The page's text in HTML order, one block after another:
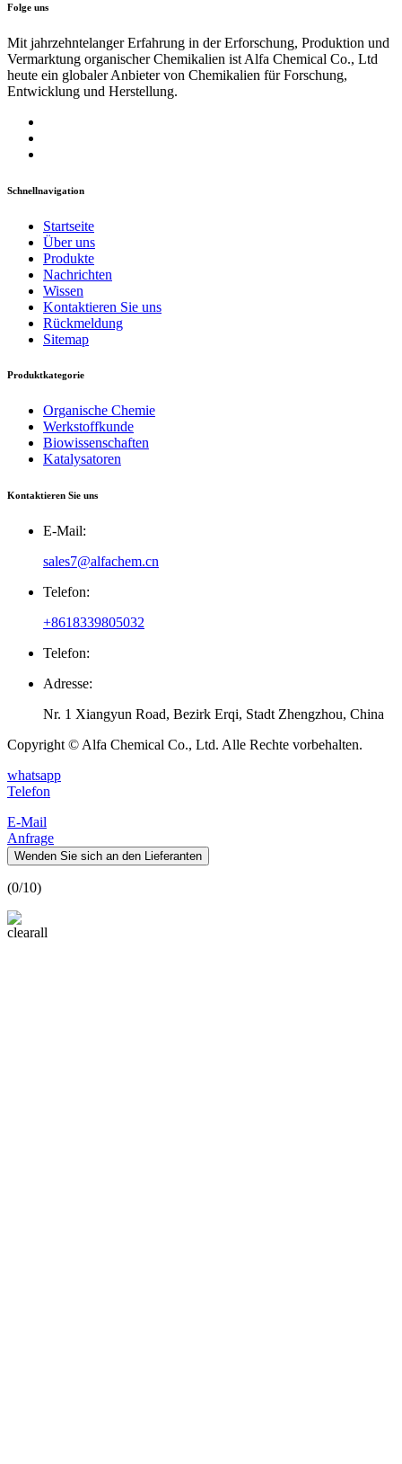
Folge uns
Mit jahrzehntelanger Erfahrung in der Erforschung, Produktion und
Vermarktung organischer Chemikalien ist Alfa Chemical Co., Ltd
heute ein globaler Anbieter von Chemikalien für Forschung,
Entwicklung und Herstellung.
Schnellnavigation
Startseite
Über uns
Produkte
Nachrichten
Wissen
Kontaktieren Sie uns
Rückmeldung
Sitemap
Produktkategorie
Organische Chemie
Werkstoffkunde
Biowissenschaften
Katalysatoren
Kontaktieren Sie uns
E-Mail:
sales7@alfachem.cn
Telefon:
+8618339805032
Telefon:
Adresse:
Nr. 1 Xiangyun Road, Bezirk Erqi, Stadt Zhengzhou, China
Copyright © Alfa Chemical Co., Ltd. Alle Rechte vorbehalten.
whatsapp
Telefon
E-Mail
Anfrage
Wenden Sie sich an den Lieferanten
(0/10)